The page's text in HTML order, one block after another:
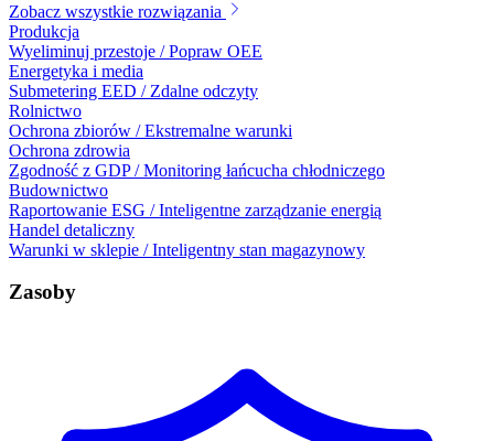
Zobacz wszystkie rozwiązania
Produkcja
Wyeliminuj przestoje / Popraw OEE
Energetyka i media
Submetering EED / Zdalne odczyty
Rolnictwo
Ochrona zbiorów / Ekstremalne warunki
Ochrona zdrowia
Zgodność z GDP / Monitoring łańcucha chłodniczego
Budownictwo
Raportowanie ESG / Inteligentne zarządzanie energią
Handel detaliczny
Warunki w sklepie / Inteligentny stan magazynowy
Zasoby